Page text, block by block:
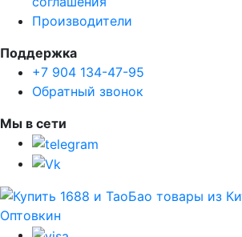
Производители
Поддержка
+7 904 134-47-95
Обратный звонок
Мы в сети